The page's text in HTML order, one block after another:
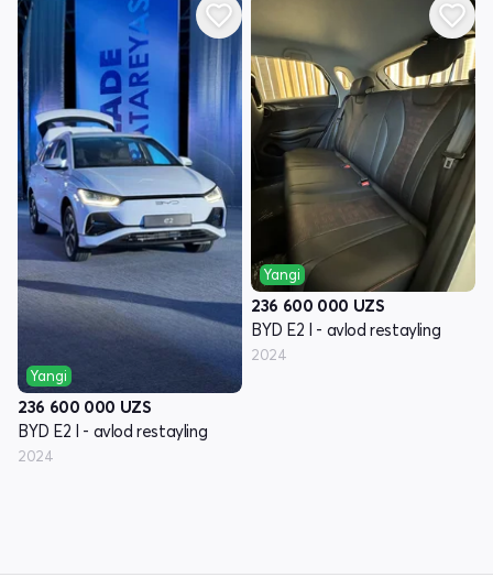
Yangi
236 600 000 UZS
BYD E2 I - avlod restayling
2024
Yangi
236 600 000 UZS
BYD E2 I - avlod restayling
2024